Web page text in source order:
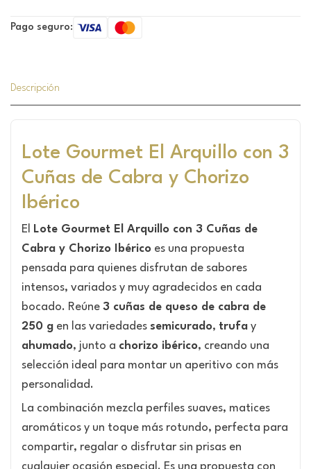
Pago seguro:
Descripción
Lote Gourmet El Arquillo con 3
Cuñas de Cabra y Chorizo
Ibérico
El
Lote Gourmet El Arquillo con 3 Cuñas de
Cabra y Chorizo Ibérico es una propuesta
pensada para quienes disfrutan de sabores
intensos, variados y muy agradecidos en cada
bocado. Reúne 3 cuñas de queso de cabra de
250 g en las variedades semicurado, trufa y
ahumado, junto a chorizo ibérico, creando una
selección ideal para montar un aperitivo con más
personalidad.
La combinación mezcla perfiles suaves, matices
aromáticos y un toque más rotundo, perfecta para
compartir, regalar o disfrutar sin prisas en
cualquier ocasión especial. Es una propuesta con